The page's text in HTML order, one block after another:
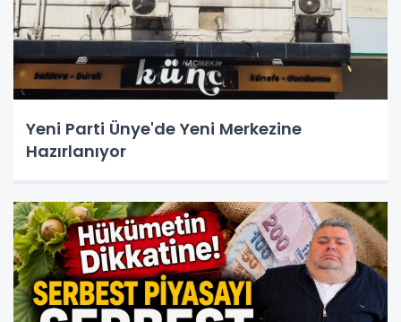
Yeni Parti Ünye'de Yeni Merkezine
Hazırlanıyor